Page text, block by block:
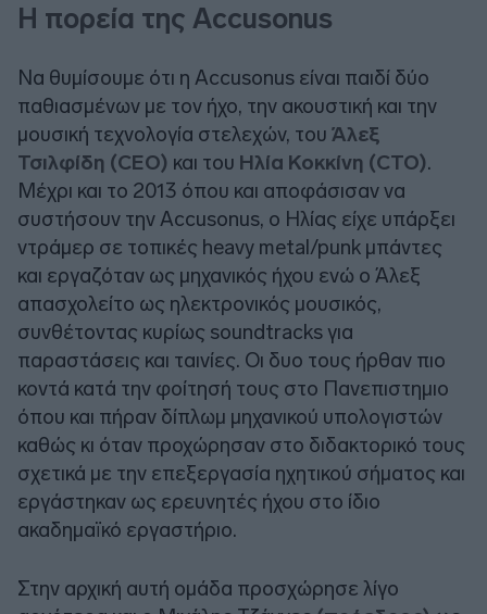
H πορεία της Accusonus
Να θυμίσουμε ότι η Accusonus είναι παιδί δύο
παθιασμένων με τον ήχο, την ακουστική και την
μουσική τεχνολογία στελεχών, του Άλεξ
Τσιλφίδη (CEO) και του Ηλία Κοκκίνη (CTO).
Μέχρι και το 2013 όπου και αποφάσισαν να
συστήσουν την Accusonus, ο Ηλίας είχε υπάρξει
ντράμερ σε τοπικές heavy metal/punk μπάντες
και εργαζόταν ως μηχανικός ήχου ενώ ο Άλεξ
απασχολείτο ως ηλεκτρονικός μουσικός,
συνθέτοντας κυρίως soundtracks για
παραστάσεις και ταινίες. Οι δυο τους ήρθαν πιο
κοντά κατά την φοίτησή τους στο Πανεπιστημιο
όπου και πήραν δίπλωμ μηχανικού υπολογιστών
καθώς κι όταν προχώρησαν στο διδακτορικό τους
σχετικά με την επεξεργασία ηχητικού σήματος και
εργάστηκαν ως ερευνητές ήχου στο ίδιο
ακαδημαϊκό εργαστήριο.
Στην αρχική αυτή ομάδα προσχώρησε λίγο